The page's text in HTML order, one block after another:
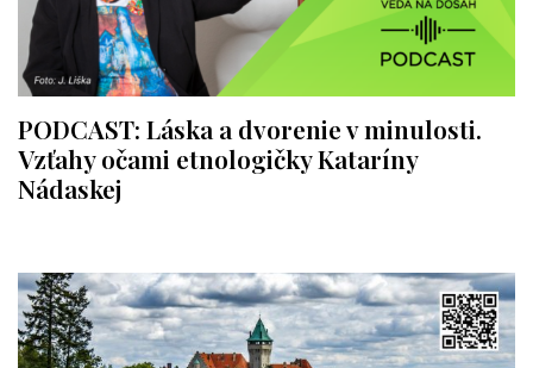
PODCAST: Láska a dvorenie v minulosti.
Vzťahy očami etnologičky Kataríny
Nádaskej